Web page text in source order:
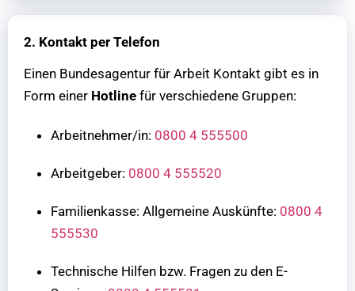
2. Kontakt per Telefon
Einen Bundesagentur für Arbeit Kontakt gibt es in
Form einer Hotline für verschiedene Gruppen:
Arbeitnehmer/in: 0800 4 555500
Arbeitgeber: 0800 4 555520
Familienkasse: Allgemeine Auskünfte: 0800 4
555530
Technische Hilfen bzw. Fragen zu den E-